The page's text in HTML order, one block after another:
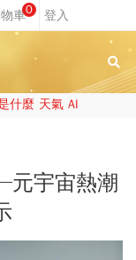
0
什麼 天氣 AI
元宇宙熱潮